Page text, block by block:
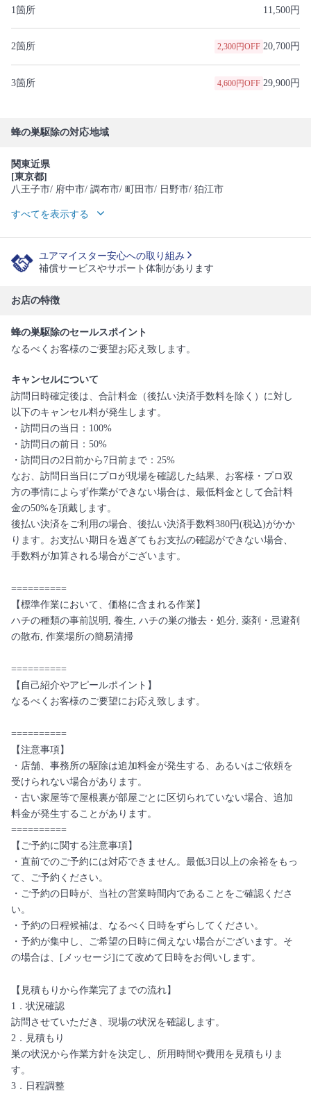
1箇所 11,500円
2箇所 2,300円OFF 20,700円
3箇所 4,600円OFF 29,900円
蜂の巣駆除の対応地域
関東近県
[東京都]
八王子市/ 府中市/ 調布市/ 町田市/ 日野市/ 狛江市
すべてを表示する
ユアマイスター安心への取り組み
補償サービスやサポート体制があります
お店の特徴
蜂の巣駆除のセールスポイント
なるべくお客様のご要望お応え致します。
キャンセルについて
訪問日時確定後は、合計料金（後払い決済手数料を除く）に対し
以下のキャンセル料が発生します。
・訪問日の当日：100%
・訪問日の前日：50%
・訪問日の2日前から7日前まで：25%
なお、訪問日当日にプロが現場を確認した結果、お客様・プロ双
方の事情によらず作業ができない場合は、最低料金として合計料
金の50%を頂戴します。
後払い決済をご利用の場合、後払い決済手数料380円(税込)がかか
ります。お支払い期日を過ぎてもお支払の確認ができない場合、
手数料が加算される場合がございます。
==========
【標準作業において、価格に含まれる作業】
ハチの種類の事前説明, 養生, ハチの巣の撤去・処分, 薬剤・忌避剤
の散布, 作業場所の簡易清掃
==========
【自己紹介やアピールポイント】
なるべくお客様のご要望にお応え致します。
==========
【注意事項】
・店舗、事務所の駆除は追加料金が発生する、あるいはご依頼を
受けられない場合があります。
・古い家屋等で屋根裏が部屋ごとに区切られていない場合、追加
料金が発生することがあります。
==========
【ご予約に関する注意事項】
・直前でのご予約には対応できません。最低3日以上の余裕をもっ
て、ご予約ください。
・ご予約の日時が、当社の営業時間内であることをご確認くださ
い。
・予約の日程候補は、なるべく日時をずらしてください。
・予約が集中し、ご希望の日時に伺えない場合がございます。そ
の場合は、[メッセージ]にて改めて日時をお伺いします。
【見積もりから作業完了までの流れ】
1．状況確認
訪問させていただき、現場の状況を確認します。
2．見積もり
巣の状況から作業方針を決定し、所用時間や費用を見積もりま
す。
3．日程調整